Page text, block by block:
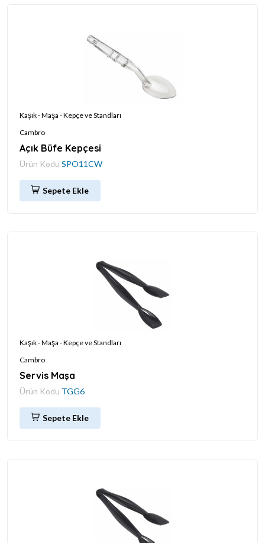
Kaşık - Maşa - Kepçe ve Standları
Cambro
Açık Büfe Kepçesi
Ürün Kodu SPO11CW
Sepete Ekle
Kaşık - Maşa - Kepçe ve Standları
Cambro
Servis Maşa
Ürün Kodu TGG6
Sepete Ekle